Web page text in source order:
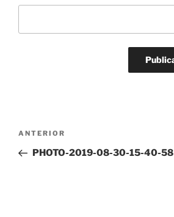
Navegación
entradas
Entrada
anterior:
ANTERIOR
PHOTO-2019-08-30-15-40-58